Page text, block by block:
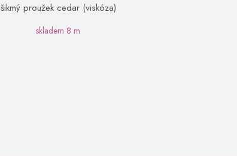
šikmý proužek cedar (viskóza)
skladem 8 m